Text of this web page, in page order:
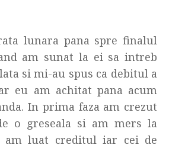
lunara pana spre finalul
am sunat la ei sa intreb
si mi-au spus ca debitul a
eu am achitat pana acum
In prima faza am crezut
o greseala si am mers la
am luat creditul iar cei de